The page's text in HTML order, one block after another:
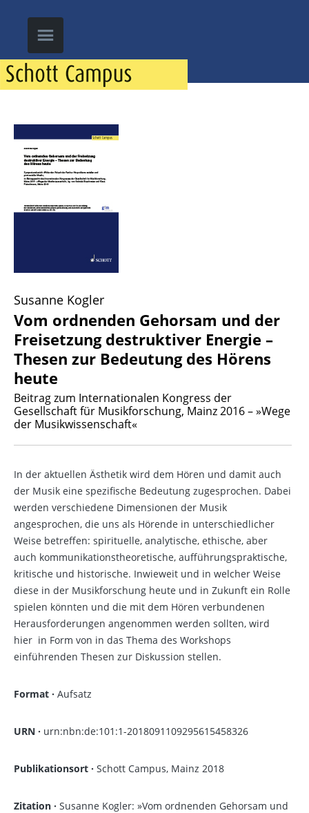
Susanne Kogler
Vom ordnenden Gehorsam und der
Freisetzung destruktiver Energie –
Thesen zur Bedeutung des Hörens
heute
Beitrag zum Internationalen Kongress der
Gesellschaft für Musikforschung, Mainz 2016 – »Wege
der Musikwissenschaft«
In der aktuellen Ästhetik wird dem Hören und damit auch
der Musik eine spezifische Bedeutung zugesprochen. Dabei
werden verschiedene Dimensionen der Musik
angesprochen, die uns als Hörende in unterschiedlicher
Weise betreffen: spirituelle, analytische, ethische, aber
auch kommunikationstheoretische, aufführungspraktische,
kritische und historische. Inwieweit und in welcher Weise
diese in der Musikforschung heute und in Zukunft ein Rolle
spielen könnten und die mit dem Hören verbundenen
Herausforderungen angenommen werden sollten, wird
hier in Form von in das Thema des Workshops
einführenden Thesen zur Diskussion stellen.
Format · Aufsatz
URN · urn:nbn:de:101:1-2018091109295615458326
Publikationsort · Schott Campus, Mainz 2018
Zitation · Susanne Kogler: »Vom ordnenden Gehorsam und